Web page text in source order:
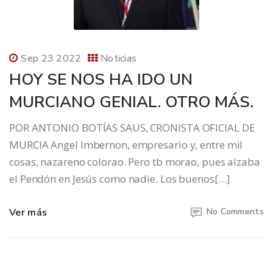
Sep 23 2022 Noticias
HOY SE NOS HA IDO UN
MURCIANO GENIAL. OTRO MÁS.
POR ANTONIO BOTÍAS SAUS, CRONISTA OFICIAL DE
MURCIA Angel Imbernon, empresario y, entre mil
cosas, nazareno colorao. Pero tb morao, pues alzaba
el Pendón en Jesús como nadie. Los buenos[…]
Ver más No Comments